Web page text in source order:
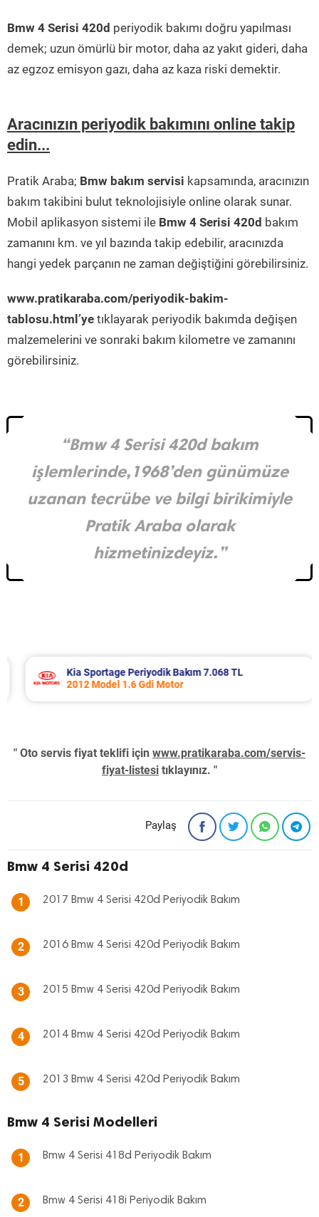
Bmw 4 Serisi 420d periyodik bakımı doğru yapılması
demek; uzun ömürlü bir motor, daha az yakıt gideri, daha
az egzoz emisyon gazı, daha az kaza riski demektir.
Aracınızın periyodik bakımını online takip
edin...
Pratik Araba; Bmw bakım servisi kapsamında, aracınızın
bakım takibini bulut teknolojisiyle online olarak sunar.
Mobil aplikasyon sistemi ile Bmw 4 Serisi 420d bakım
zamanını km. ve yıl bazında takip edebilir, aracınızda
hangi yedek parçanın ne zaman değiştiğini görebilirsiniz.
www.pratikaraba.com/periyodik-bakim-
tablosu.html’ye tıklayarak periyodik bakımda değişen
malzemelerini ve sonraki bakım kilometre ve zamanını
görebilirsiniz.
“Bmw 4 Serisi 420d bakım
işlemlerinde,1968’den günümüze
uzanan tecrübe ve bilgi birikimiyle
Pratik Araba olarak
hizmetinizdeyiz.”
Kia Sportage Periyodik Bakım 7.068 TL
2012 Model 1.6 Gdi Motor
" Oto servis fiyat teklifi için www.pratikaraba.com/servis-
fiyat-listesi tıklayınız. "
Paylaş
Bmw 4 Serisi 420d
1 2017 Bmw 4 Serisi 420d Periyodik Bakım
2 2016 Bmw 4 Serisi 420d Periyodik Bakım
3 2015 Bmw 4 Serisi 420d Periyodik Bakım
4 2014 Bmw 4 Serisi 420d Periyodik Bakım
5 2013 Bmw 4 Serisi 420d Periyodik Bakım
Bmw 4 Serisi Modelleri
1 Bmw 4 Serisi 418d Periyodik Bakım
2 Bmw 4 Serisi 418i Periyodik Bakım